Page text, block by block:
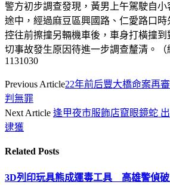
警方初步調查發現，黃男上午駕駛自
途中，經過麻豆區興國路、仁愛路口
控往前擦撞另輛機車後，車身打橫撞
切事故發生原因待進一步調查釐清。（
1131030
Previous Article22年前后豐大橋命案再
判無罪
Next Article 逢甲夜市服飾店竄眼鏡蛇
逮獲
Related Posts
3D列印玩具熊成運毒工具 高雄警偵破